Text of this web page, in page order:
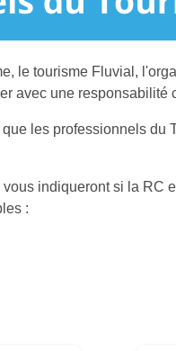
le tourisme Fluvial,
avec une responsabilité
les professionnels du
indiqueront si la RC
: